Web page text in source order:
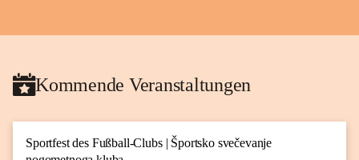
Kommende Veranstaltungen
Sportfest des Fußball-Clubs | Športsko svečevanje